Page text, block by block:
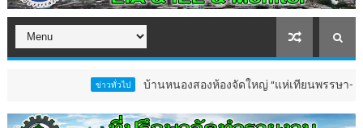
บ้านหนองสองห้องจัดใหญ่ “แห่เทียนพรรษา–ผ้าป่าซาเล้งปลอ